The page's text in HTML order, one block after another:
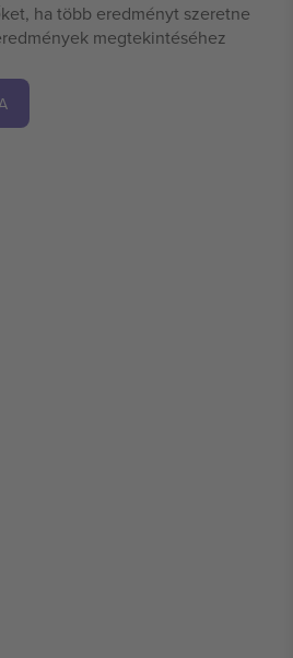
ha több eredményt szeretne
megtekintéséhez